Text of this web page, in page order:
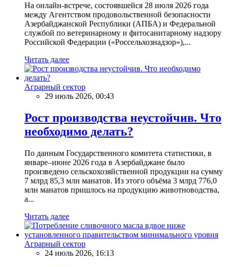
На онлайн-встрече, состоявшейся 28 июля 2026 года
между Агентством продовольственной безопасности
Азербайджанской Республики (АПБА) и Федеральной
службой по ветеринарному и фитосанитарному надзору
Российской Федерации («Россельхознадзор»),...
Читать далее
Аграрный сектор
29 июль 2026, 00:43
Рост производства неустойчив. Что
необходимо делать?
По данным Государственного комитета статистики, в
январе–июне 2026 года в Азербайджане было
произведено сельскохозяйственной продукции на сумму
7 млрд 85,3 млн манатов. Из этого объёма 3 млрд 776,0
млн манатов пришлось на продукцию животноводства,
а...
Читать далее
Аграрный сектор
24 июль 2026, 16:13